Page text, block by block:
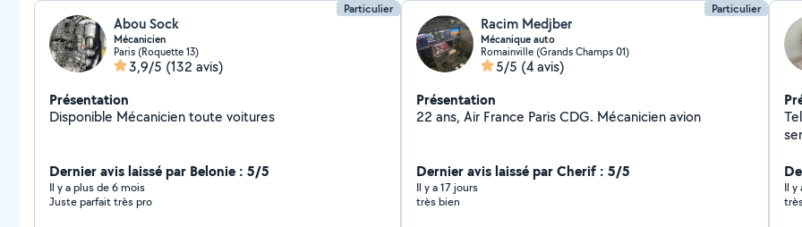
Particulier
Abou Sock
Mécanicien
Paris (Roquette 13)
3,9/5 (132 avis)
Présentation
Disponible Mécanicien toute voitures
Dernier avis laissé par Belonie : 5/5
Il y a plus de 6 mois
Juste parfait très pro
Particulier
Racim Medjber
Mécanique auto
Romainville (Grands Champs 01)
5/5 (4 avis)
Présentation
22 ans, Air France Paris CDG. Mécanicien avion
Dernier avis laissé par Cherif : 5/5
Il y a 17 jours
très bien
marques.
Il y